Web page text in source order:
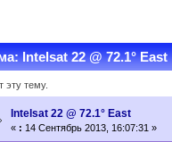
Intelsat 22 @ 72.1°
эту тему.
Intelsat 22 @ 72.1° East
« : 14 Сентябрь 2013, 16:07:31 »